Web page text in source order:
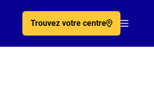
Trouvez votre centre